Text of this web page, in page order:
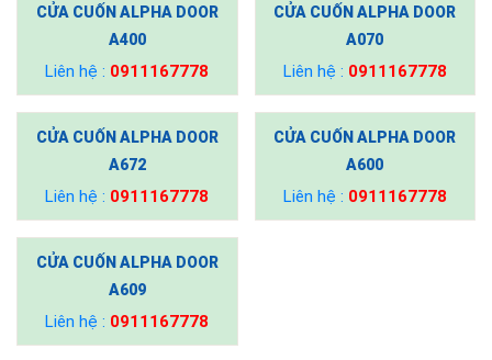
CỬA CUỐN ALPHA DOOR
A400
Liên hệ : 0911167778
CỬA CUỐN ALPHA DOOR
A070
Liên hệ : 0911167778
CỬA CUỐN ALPHA DOOR
A672
Liên hệ : 0911167778
CỬA CUỐN ALPHA DOOR
A600
Liên hệ : 0911167778
CỬA CUỐN ALPHA DOOR
A609
Liên hệ : 0911167778